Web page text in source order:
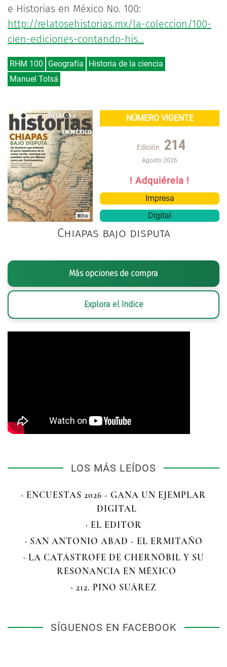
e Historias en México No. 100:
http://relatosehistorias.mx/la-coleccion/100-
cien-ediciones-contando-his...
RHM 100 Geografía
Historia de la ciencia
Manuel Tolsá
NÚMERO VIGENTE
Edición 214
Agosto 2026
! Adquiérela !
Impresa
Digital
Chiapas bajo disputa
Más opciones de compra
Explora el índice
LOS MÁS LEÍDOS
· ENCUESTAS 2026 - GANA UN EJEMPLAR
DIGITAL
· EL EDITOR
· SAN ANTONIO ABAD - EL ERMITAÑO
· LA CATÁSTROFE DE CHERNÓBIL Y SU
RESONANCIA EN MÉXICO
· 212. PINO SUÁREZ
SÍGUENOS EN FACEBOOK